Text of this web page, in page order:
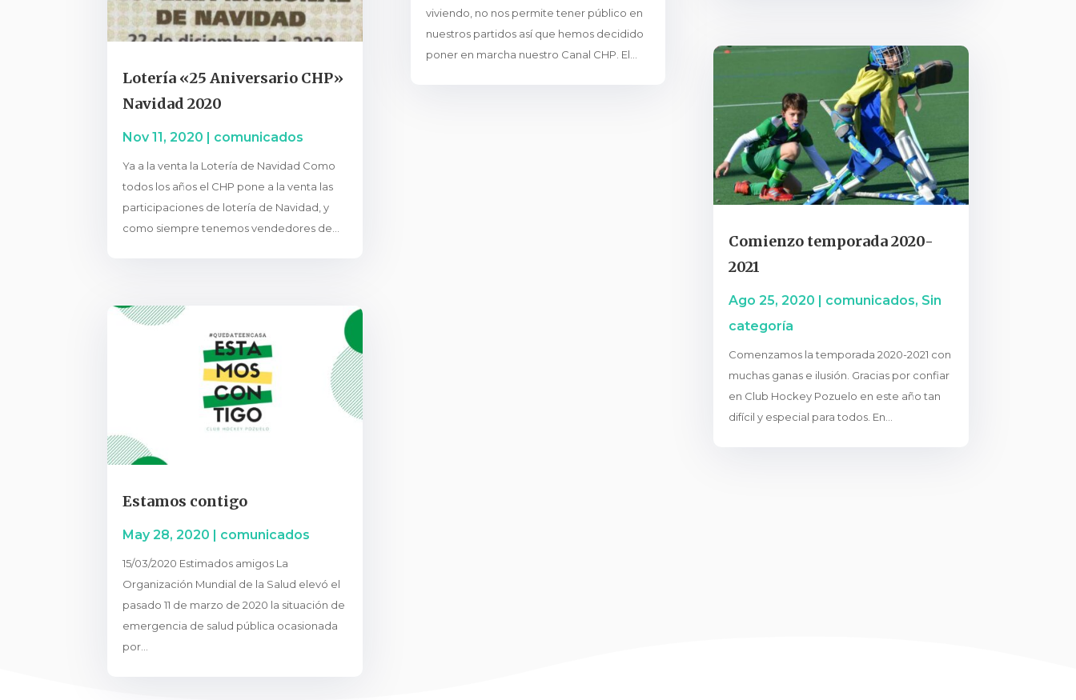
Lotería «25 Aniversario CHP»
Navidad 2020
Nov 11, 2020 | comunicados
Ya a la venta la Lotería de Navidad Como
todos los años el CHP pone a la venta las
participaciones de lotería de Navidad, y
como siempre tenemos vendedores de...
Estamos contigo
May 28, 2020 comunicados
15/03/2020 Estimados amigos La
Organización Mundial de la Salud elevó el
pasado 11 de marzo de 2020 la situación de
emergencia de salud pública ocasionada
por...
viviendo, no nos permite tener público en
nuestros partidos así que hemos decidido
poner en marcha nuestro Canal CHP. El...
Comienzo temporada 2020-
2021
Ago 25, 2020 comunicados, Sin
categoría
Comenzamos la temporada 2020-2021 con
muchas ganas e ilusión. Gracias por confiar
en Club Hockey Pozuelo en este año tan
difícil y especial para todos. En...